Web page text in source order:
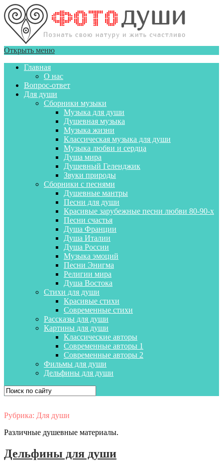
Открыть меню
Главная
О нас
Вопрос-ответ
Для души
Сборники музыки
Музыка для души
Душевная музыка
Музыка жизни
Классическая музыка для души
Музыка любви и сердца
Душа мира
Душевный Геленджик
Звуки природы
Сборники с песнями
Душевные мантры
Песни для души
Красивые зарубежные песни любви 80-90-х
Песни счастья
Душа Франции
Душа Италии
Душа России
Музыка эмоций
Песни Энигма
Религии мира
Душа Востока
Стихи для души
Красивые стихи
Современные стихи
Рассказы для души
Картины для души
Классические авторы
Современные авторы 1
Современные авторы 2
Фильмы для души
Дельфины для души
Рубрика: Для души
Различные душевные материалы.
Дельфины для души